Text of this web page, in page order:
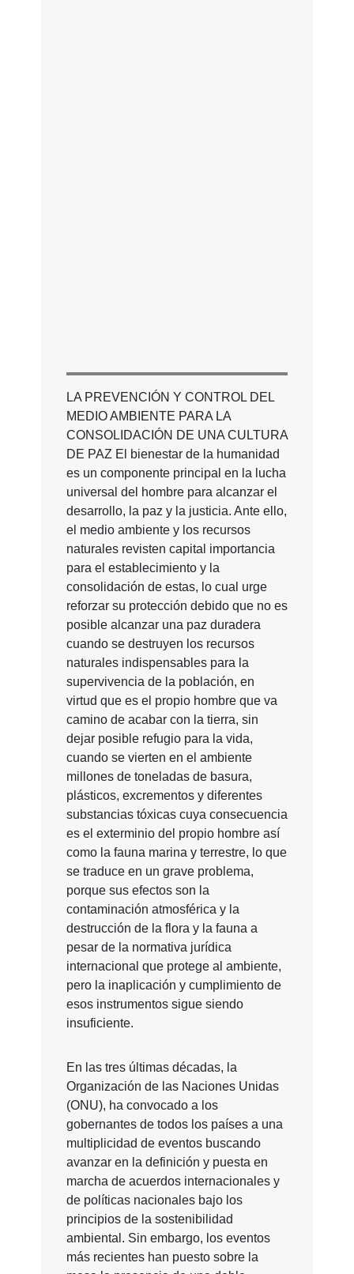
LA PREVENCIÓN Y CONTROL DEL
MEDIO AMBIENTE PARA LA
CONSOLIDACIÓN DE UNA CULTURA
DE PAZ El bienestar de la humanidad
es un componente principal en la lucha
universal del hombre para alcanzar el
desarrollo, la paz y la justicia. Ante ello,
el medio ambiente y los recursos
naturales revisten capital importancia
para el establecimiento y la
consolidación de estas, lo cual urge
reforzar su protección debido que no es
posible alcanzar una paz duradera
cuando se destruyen los recursos
naturales indispensables para la
supervivencia de la población, en
virtud que es el propio hombre que va
camino de acabar con la tierra, sin
dejar posible refugio para la vida,
cuando se vierten en el ambiente
millones de toneladas de basura,
plásticos, excrementos y diferentes
substancias tóxicas cuya consecuencia
es el exterminio del propio hombre así
como la fauna marina y terrestre, lo que
se traduce en un grave problema,
porque sus efectos son la
contaminación atmosférica y la
destrucción de la flora y la fauna a
pesar de la normativa jurídica
internacional que protege al ambiente,
pero la inaplicación y cumplimiento de
esos instrumentos sigue siendo
insuficiente.
En las tres últimas décadas, la
Organización de las Naciones Unidas
(ONU), ha convocado a los
gobernantes de todos los países a una
multiplicidad de eventos buscando
avanzar en la definición y puesta en
marcha de acuerdos internacionales y
de políticas nacionales bajo los
principios de la sostenibilidad
ambiental. Sin embargo, los eventos
más recientes han puesto sobre la